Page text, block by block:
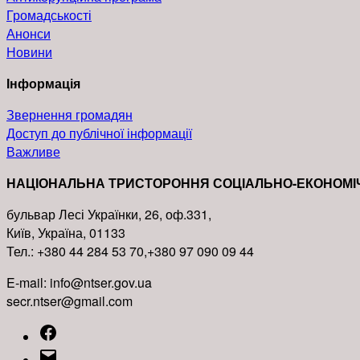
Громадськості
Анонси
Новини
Інформація
Звернення громадян
Доступ до публічної інформації
Важливе
НАЦІОНАЛЬНА ТРИСТОРОННЯ СОЦІАЛЬНО-
бульвар Лесі Українки, 26, оф.331,
Київ, Україна, 01133
Тел.: +380 44 284 53 70,+380 97 090 09 44
E-mail: info@ntser.gov.ua
secr.ntser@gmail.com